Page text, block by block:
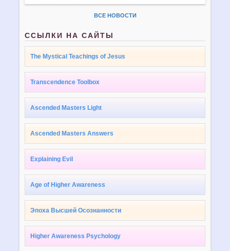
ВСЕ НОВОСТИ
ССЫЛКИ НА САЙТЫ
The Mystical Teachings of Jesus
Transcendence Toolbox
Ascended Masters Light
Ascended Masters Answers
Explaining Evil
Age of Higher Awareness
Эпоха Высшей Осознанности
Higher Awareness Psychology